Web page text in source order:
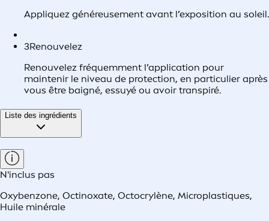
Appliquez généreusement avant l’exposition au soleil.
3Renouvelez
Renouvelez fréquemment l’application pour
maintenir le niveau de protection, en particulier après
vous être baigné, essuyé ou avoir transpiré.
Liste des ingrédients
N'inclus pas
Oxybenzone, Octinoxate, Octocrylène, Microplastiques,
Huile minérale